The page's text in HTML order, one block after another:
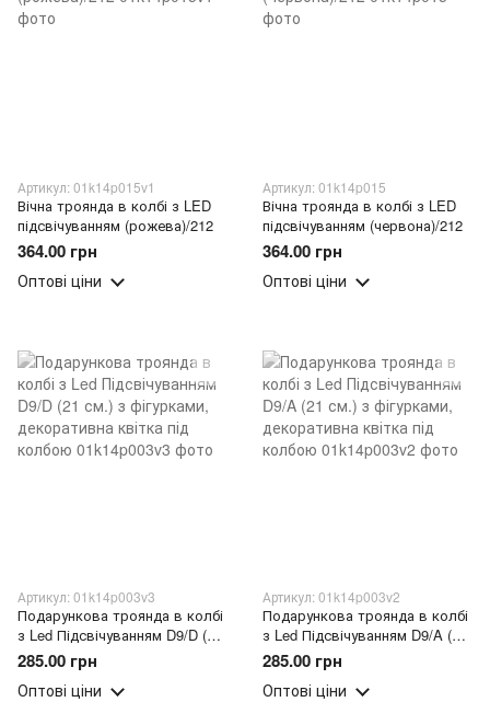
Артикул: 01k14p015v1
Вічна троянда в колбі з LED
підсвічуванням (рожева)/212
364.00 грн
Оптові ціни
Артикул: 01k14p015
Вічна троянда в колбі з LED
підсвічуванням (червона)/212
364.00 грн
Оптові ціни
Артикул: 01k14p003v3
Подарункова троянда в колбі
з Led Підсвічуванням D9/D (21
см.) з фігурками, декоративна
квітка під колбою
285.00 грн
Оптові ціни
Артикул: 01k14p003v2
Подарункова троянда в колбі
з Led Підсвічуванням D9/A (21
см.) з фігурками, декоративна
квітка під колбою
285.00 грн
Оптові ціни